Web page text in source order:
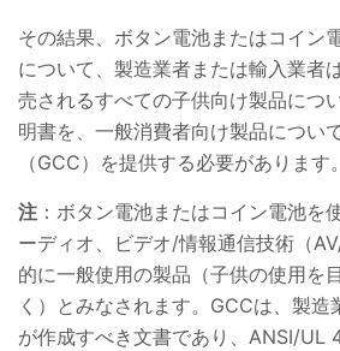
その結果、ボタン電池またはコイン
について、製造業者または輸入業者
売されるすべての子供向け製品につ
明書を、一般消費者向け製品につい
（GCC）を提供する必要があります。
注 ：ボタン電池またはコイン電池を
ーディオ、ビデオ/情報通信技術（
的に一般使用の製品（子供の使用を
く）とみなされます。GCCは、製造
が作成すべき文書であり、ANSI/UL